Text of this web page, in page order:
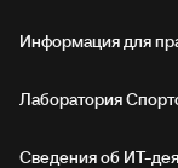
Информация для
Лаборатория
Сведения об